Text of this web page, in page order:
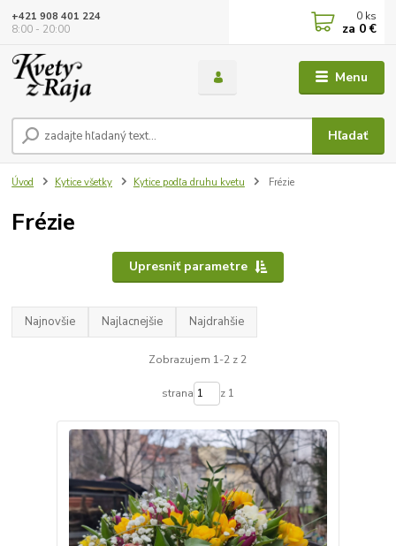
Menu
Hľadať
+421 908 401 224
8:00 - 20:00
0 ks
za 0 €
Úvod Kytice všetky Kytice podľa druhu kvetu Frézie
Frézie
Upresniť parametre
Najnovšie Najlacnejšie Najdrahšie
Zobrazujem 1-2 z 2
strana z 1